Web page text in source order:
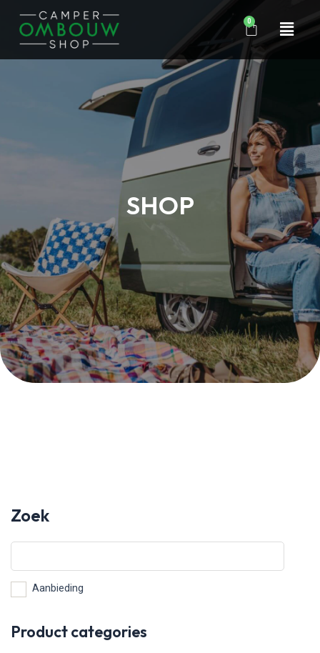
0
SHOP
Zoek
Aanbieding
Product categories